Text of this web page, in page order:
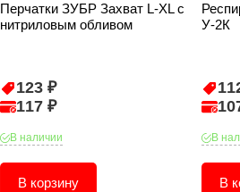
Перчатки ЗУБР Захват L-XL с
нитриловым обливом
123 ₽
117 ₽
В наличии
В корзину
У-2К
В
В